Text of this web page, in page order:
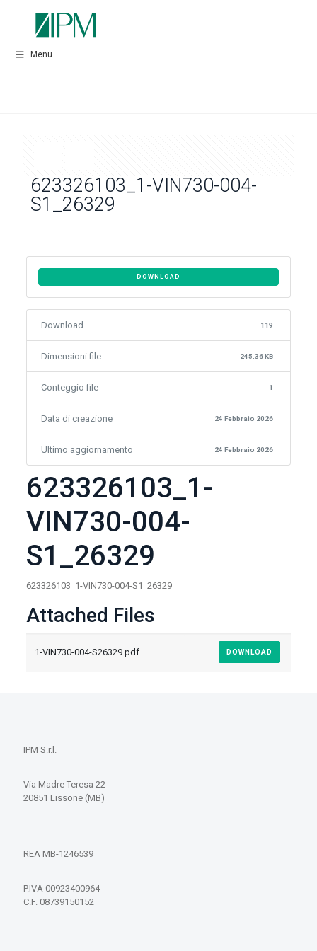
Menu
623326103_1-VIN730-004-
S1_26329
DOWNLOAD
Download 119
Dimensioni file 245.36 KB
Conteggio file 1
Data di creazione 24 Febbraio 2026
Ultimo aggiornamento 24 Febbraio 2026
623326103_1-
VIN730-004-
S1_26329
623326103_1-VIN730-004-S1_26329
Attached Files
1-VIN730-004-S26329.pdf DOWNLOAD
IPM S.r.l.
Via Madre Teresa 22
20851 Lissone (MB)
REA MB-1246539
P.IVA 00923400964
C.F. 08739150152